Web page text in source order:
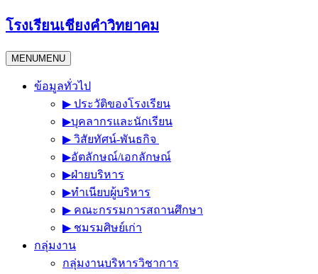
Skip
to
โรงเรียนเชียงคำวิทยาคม
MENUMENU
ข้อมูลทั่วไป
▶︎ ประวัติของโรงเรียน
▶︎บุคลากรและนักเรียน
▶︎ วิสัยทัศน์-พันธกิจ
▶︎อัตลักษณ์/เอกลักษณ์
▶︎ฝ่ายบริหาร
▶︎ทำเนียบผู้บริหาร
▶︎ คณะกรรมการสถานศึกษา
▶︎ ชมรมศิษย์เก่า
กลุ่มงาน
กลุ่มงานบริหารวิชาการ